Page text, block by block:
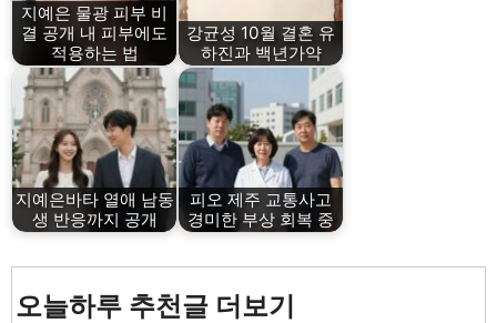
지예은 물광 피부 비
결 공개 내 피부에도
적용하는 법
강균성 10월 결혼 유
하진과 백년가약
지예은바타 열애 남동
생 반응까지 공개
피오 제주 교통사고
경미한 부상 회복 중
오늘하루 추천글 더보기